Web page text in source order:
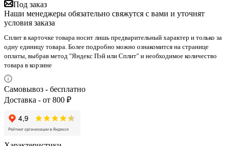
Под заказ
Наши менеджеры обязательно свяжутся с вами и уточнят
условия заказа
Сплит в карточке товара носит лишь предварительный характер и только за
одну единицу товара. Более подробно можно ознакомится на странице
оплаты, выбрав метод "Яндекс Пэй или Сплит" и необходимое количество
товара в корзине
Самовывоз - бесплатно
Доставка - от 800 ₽